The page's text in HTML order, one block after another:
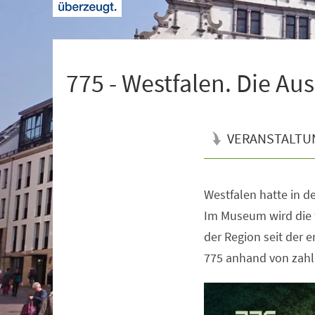
775 - Westfalen. Die
Westfalen hatte in
Im Museum wird
der Region seit der
775 anhand von